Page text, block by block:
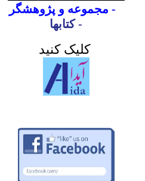
- مجموعه و پژوهشگر
- کتابها
کلیک کنید